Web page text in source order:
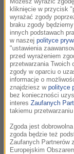
oprawy
amerykańsko-
Premiera albumu
Elitarna jednostka
jednej z
Muru Chińskiego -
atakiem
Zmaganiom tym
wielkim
koncie takie
sztyletów".
kliknięcie w przycisk
wyrażać zgody
braku zgody
innych podstawach
w naszej polityce
"ustawienia
przed wyrażeniem
przetwarzania Twoich
zgody w oparciu o
informacje o
znajdziesz w polityce
bez konieczności
interes Zaufanych
takiemu
Zgoda jest
zgoda będzie też
Zaufanych Partnerów
Europejskim